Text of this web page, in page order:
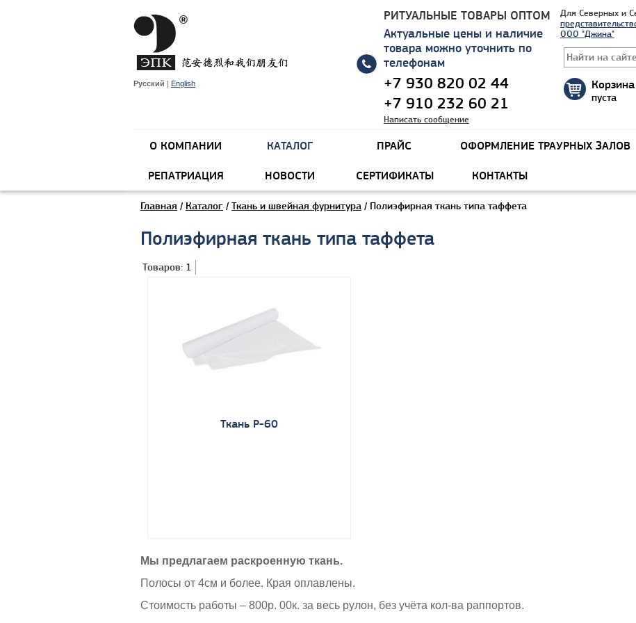
Русский | English
РИТУАЛЬНЫЕ ТОВАРЫ ОПТОМ
Актуальные цены и наличие
товара можно уточнить по
телефонам
+7 930 820 02 44
+7 910 232 60 21
Написать сообщение
Для Северных и
ООО "Джина"
Корзина
пуста
О КОМПАНИИ КАТАЛОГ ПРАЙС ОФОРМЛЕНИЕ ТРАУРНЫХ ЗАЛОВ
РЕПАТРИАЦИЯ НОВОСТИ СЕРТИФИКАТЫ КОНТАКТЫ
Главная / Каталог / Ткань и швейная фурнитура / Полиэфирная ткань типа таффета
Полиэфирная ткань типа таффета
Товаров: 1
Ткань Р-60
Мы предлагаем раскроенную ткань.
Полосы от 4см и более. Края оплавлены.
Стоимость работы – 800р. 00к. за весь рулон, без учёта кол-ва раппортов.